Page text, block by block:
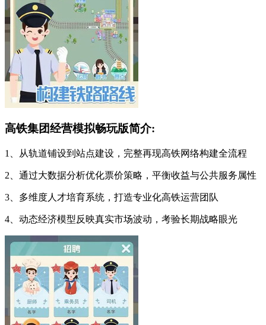
高铁集团经营模拟畅玩版简介:
1、从轨道铺设到站点建设，完整再现高铁网络构建全流程
2、通过大数据分析优化票价策略，平衡收益与公共服务属性
3、多维度人才培育系统，打造专业化高铁运营团队
4、动态经济模型反映真实市场波动，考验长期战略眼光